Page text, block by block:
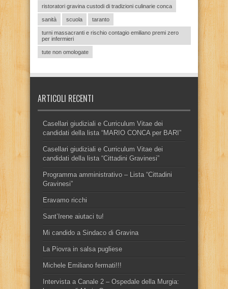
ristoratori gravina custodi di tradizioni culinarie conca
sanità scuola taranto
turni massacranti e rischio contagio emiliano premi zero
per infermieri
tute non omologate
ARTICOLI RECENTI
Casellari giudiziali e Curriculum Vitae dei
candidati della lista “MARIO CONCA per BARI”
Casellari giudiziali e Curriculum Vitae dei
candidati della lista “Cittadini Gravinesi”
Programma amministrativo – Lista “Cittadini
Gravinesi”
Eravamo ricchi
Sant’Irene aiutaci tu!
Mi candido a Sindaco di Gravina
La Piovra in salsa pugliese
Michele Emiliano fermati!!!
Intervista a Canale 2 – Ospedale della Murgia: